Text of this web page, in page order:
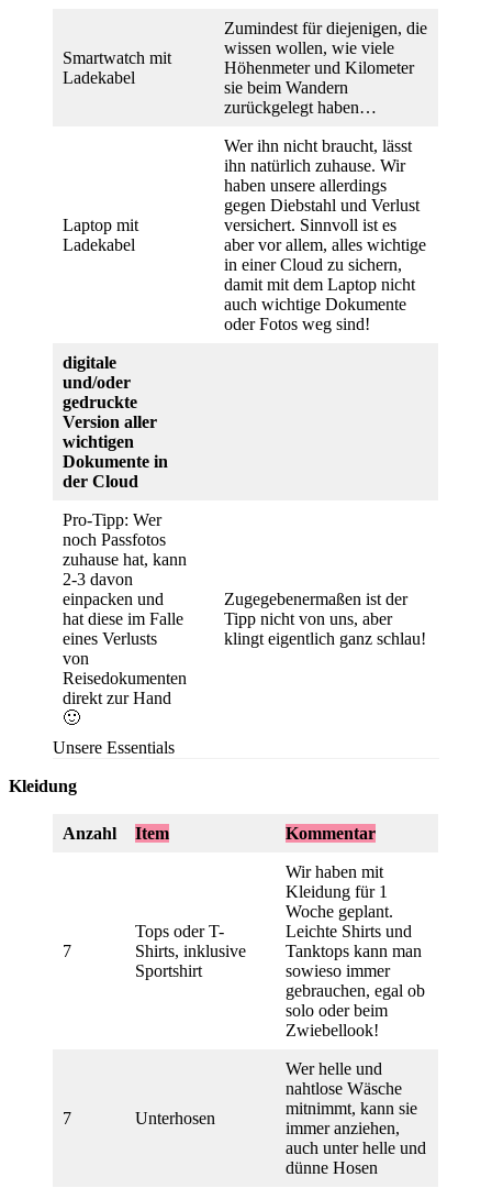
Smartwatch mit
Ladekabel
Zumindest für diejenigen, die
wissen wollen, wie viele
Höhenmeter und Kilometer
sie beim Wandern
zurückgelegt haben…
Laptop mit
Ladekabel
Wer ihn nicht braucht, lässt
ihn natürlich zuhause. Wir
haben unsere allerdings
gegen Diebstahl und Verlust
versichert. Sinnvoll ist es
aber vor allem, alles wichtige
in einer Cloud zu sichern,
damit mit dem Laptop nicht
auch wichtige Dokumente
oder Fotos weg sind!
digitale
und/oder
gedruckte
Version aller
wichtigen
Dokumente in
der Cloud
Pro-Tipp: Wer
noch Passfotos
zuhause hat, kann
2-3 davon
einpacken und
hat diese im Falle
eines Verlusts
von
Reisedokumenten
direkt zur Hand
🙂
Zugegebenermaßen ist der
Tipp nicht von uns, aber
klingt eigentlich ganz schlau!
Unsere Essentials
Kleidung
Anzahl Item Kommentar
7
Tops oder T-
Shirts, inklusive
Sportshirt
Wir haben mit
Kleidung für 1
Woche geplant.
Leichte Shirts und
Tanktops kann man
sowieso immer
gebrauchen, egal ob
solo oder beim
Zwiebellook!
7 Unterhosen
Wer helle und
nahtlose Wäsche
mitnimmt, kann sie
immer anziehen,
auch unter helle und
dünne Hosen